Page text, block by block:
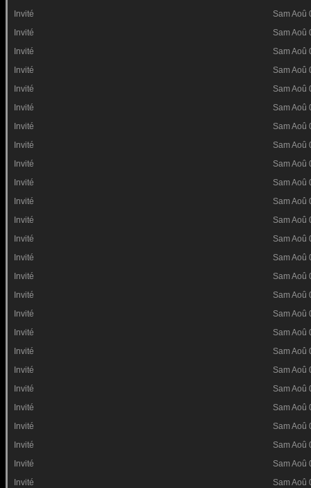
Invité
Sam Aoû
Invité
Sam Aoû
Invité
Sam Aoû
Invité
Sam Aoû
Invité
Sam Aoû
Invité
Sam Aoû
Invité
Sam Aoû
Invité
Sam Aoû
Invité
Sam Aoû
Invité
Sam Aoû
Invité
Sam Aoû
Invité
Sam Aoû
Invité
Sam Aoû
Invité
Sam Aoû
Invité
Sam Aoû
Invité
Sam Aoû
Invité
Sam Aoû
Invité
Sam Aoû
Invité
Sam Aoû
Invité
Sam Aoû
Invité
Sam Aoû
Invité
Sam Aoû
Invité
Sam Aoû
Invité
Sam Aoû
Invité
Sam Aoû
Invité
Sam Aoû